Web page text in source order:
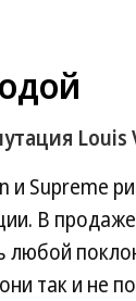
Supreme
В
любой
так и не